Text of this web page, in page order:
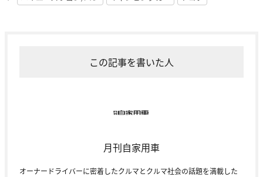
この記事を書いた人
月刊自家用車
オーナードライバーに密着したクルマとクルマ社会の話題を満載した